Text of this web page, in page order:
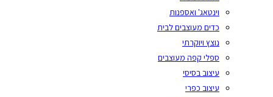
וינטאג' ואספנות
כדים מעוצבים לבית
נוצץ ויוקרתי
ספלי קפה מעוצבים
עיצוב בסיסי
עיצוב כפרי